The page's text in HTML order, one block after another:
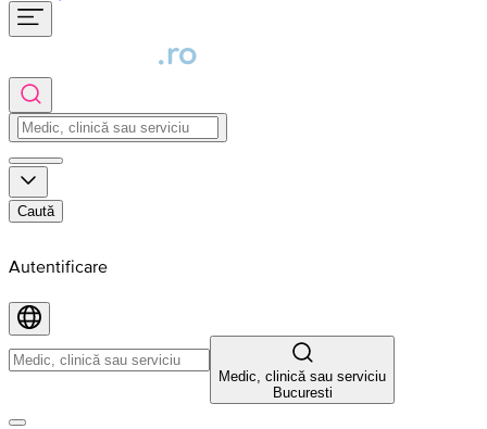
Caută
Autentificare
Medic, clinică sau serviciu
Bucuresti